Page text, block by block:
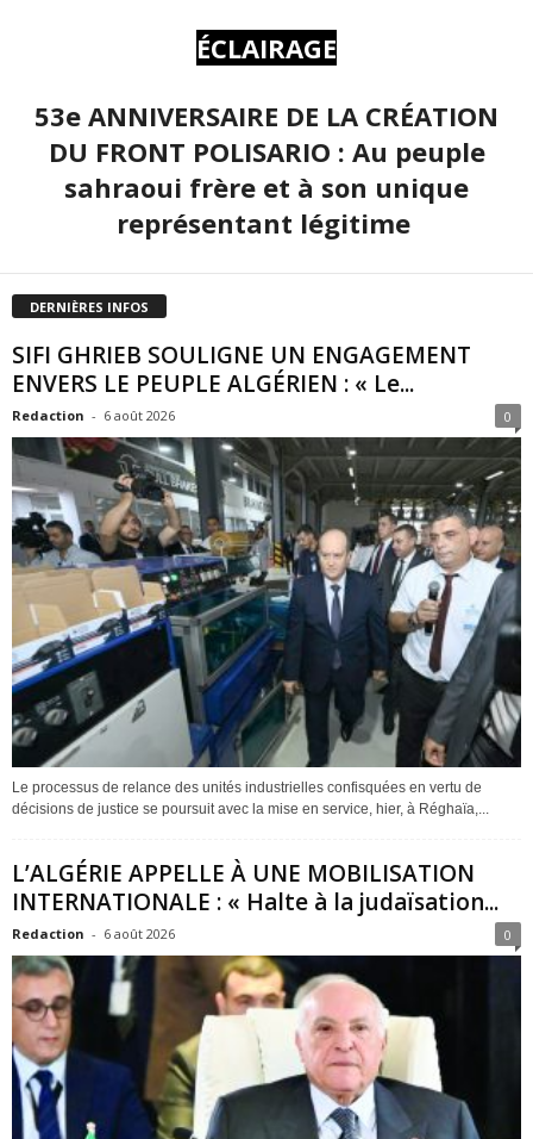
ÉCLAIRAGE
53e ANNIVERSAIRE DE LA CRÉATION
DU FRONT POLISARIO : Au peuple
sahraoui frère et à son unique
représentant légitime
DERNIÈRES INFOS
SIFI GHRIEB SOULIGNE UN ENGAGEMENT
ENVERS LE PEUPLE ALGÉRIEN : « Le...
Redaction - 6 août 2026 0
Le processus de relance des unités industrielles confisquées en vertu de
décisions de justice se poursuit avec la mise en service, hier, à Réghaïa,...
L’ALGÉRIE APPELLE À UNE MOBILISATION
INTERNATIONALE : « Halte à la judaïsation...
Redaction - 6 août 2026 0